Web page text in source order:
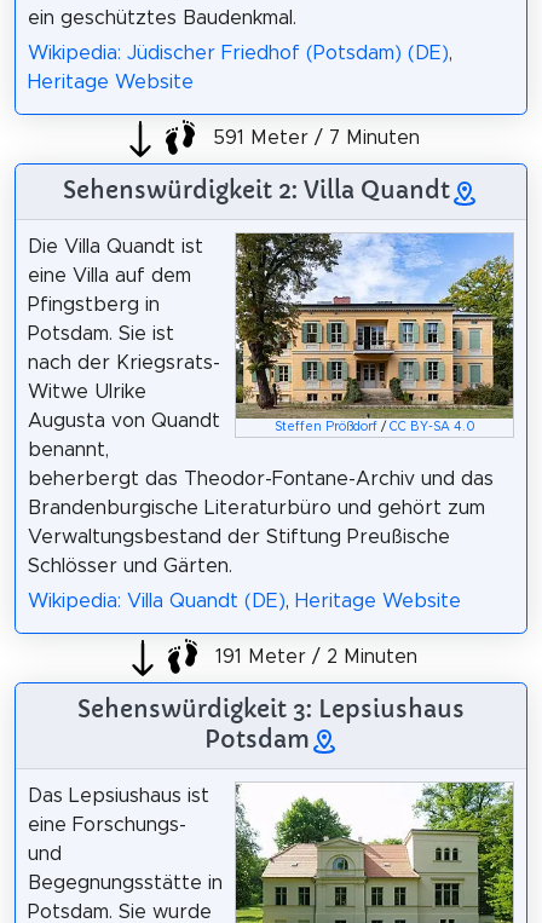
ein geschütztes Baudenkmal.
Wikipedia: Jüdischer Friedhof (Potsdam) (DE),
Heritage Website
591 Meter / 7 Minuten
Sehenswürdigkeit 2: Villa Quandt
Steffen Prößdorf/ CC BY-SA 4.0
Die Villa Quandt ist
eine Villa auf dem
Pfingstberg in
Potsdam. Sie ist
nach der Kriegsrats-
Witwe Ulrike
Augusta von Quandt
benannt,
beherbergt das Theodor-Fontane-Archiv und das
Brandenburgische Literaturbüro und gehört zum
Verwaltungsbestand der Stiftung Preußische
Schlösser und Gärten.
Wikipedia: Villa Quandt (DE), Heritage Website
191 Meter / 2 Minuten
Sehenswürdigkeit 3: Lepsiushaus
Potsdam
Das Lepsiushaus ist
eine Forschungs-
und
Begegnungsstätte in
Potsdam. Sie wurde